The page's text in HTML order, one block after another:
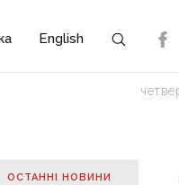
English
ОСТАННІ НОВИНИ